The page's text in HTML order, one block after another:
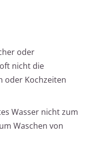
oder
nicht die
oder Kochzeiten
Wasser nicht zum
Waschen von